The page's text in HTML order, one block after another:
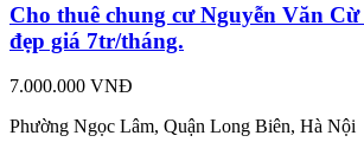
Cho thuê chung cư Nguyễn Văn
đẹp giá 7tr/tháng.
7.000.000 VNĐ
Phường Ngọc Lâm, Quận Long Biên, Hà Nội